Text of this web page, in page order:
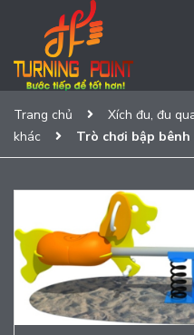
Trang chủ
Xích đu, đu
khác
Trò chơi bập bênh